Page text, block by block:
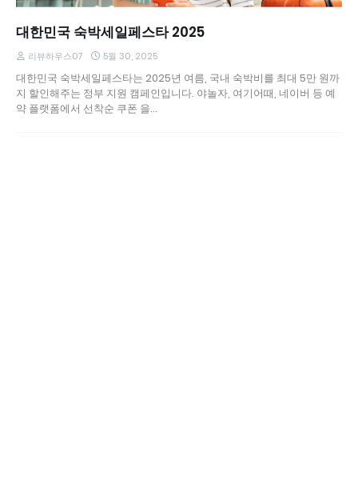
대한민국 숙박세일페스타 2025
리뷰하우스07 5월 30, 2025
대한민국 숙박세일페스타는 2025년 여름, 국내 숙박비를 최대 5만 원까
지 할인해주는 정부 지원 캠페인입니다. 야놀자, 여기어때, 네이버 등 예
약 플랫폼에서 선착순 쿠폰 을…